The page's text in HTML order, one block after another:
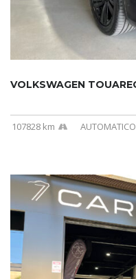
107828 km AUTOMATICO